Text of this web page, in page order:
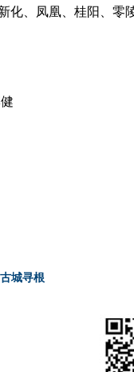
化、凤凰、桂阳、零
城寻根